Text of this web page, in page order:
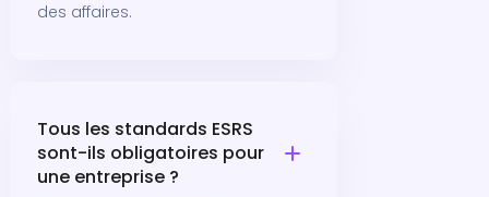
des affaires.
Tous les standards ESRS
sont-ils obligatoires pour
une entreprise ?